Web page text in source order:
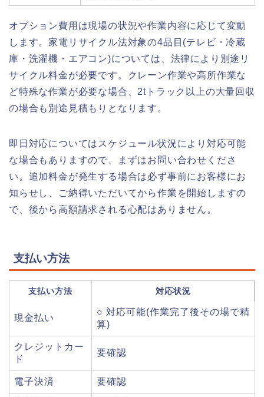
オプション費用は現場の状況や作業内容に応じて変動
します。家電リサイクル法対象の4品目(テレビ・冷蔵
庫・洗濯機・エアコン)については、法律により別途リ
サイクル料金が必要です。クレーン作業や高所作業な
ど特殊な作業が必要な場合、2tトラック以上の大量回収
の場合も別途見積もりとなります。
即日対応についてはスケジュール状況により対応可能
な場合もありますので、まずはお問い合わせくださ
い。追加料金が発生する場合は必ず事前にお客様にお
知らせし、ご納得いただいてから作業を開始しますの
で、後から高額請求される心配はありません。
支払い方法
支払い方法 対応状況
現金払い
○ 対応可能(作業完了後その場で精
算)
クレジットカー
ド
要確認
電子決済 要確認